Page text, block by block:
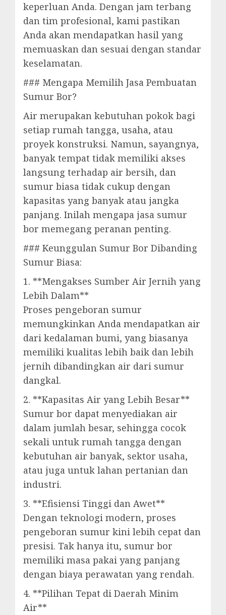
keperluan Anda. Dengan jam terbang
dan tim profesional, kami pastikan
Anda akan mendapatkan hasil yang
memuaskan dan sesuai dengan standar
keselamatan.
### Mengapa Memilih Jasa Pembuatan
Sumur Bor?
Air merupakan kebutuhan pokok bagi
setiap rumah tangga, usaha, atau
proyek konstruksi. Namun, sayangnya,
banyak tempat tidak memiliki akses
langsung terhadap air bersih, dan
sumur biasa tidak cukup dengan
kapasitas yang banyak atau jangka
panjang. Inilah mengapa jasa sumur
bor memegang peranan penting.
### Keunggulan Sumur Bor Dibanding
Sumur Biasa:
1. **Mengakses Sumber Air Jernih yang
Lebih Dalam**
Proses pengeboran sumur
memungkinkan Anda mendapatkan air
dari kedalaman bumi, yang biasanya
memiliki kualitas lebih baik dan lebih
jernih dibandingkan air dari sumur
dangkal.
2. **Kapasitas Air yang Lebih Besar**
Sumur bor dapat menyediakan air
dalam jumlah besar, sehingga cocok
sekali untuk rumah tangga dengan
kebutuhan air banyak, sektor usaha,
atau juga untuk lahan pertanian dan
industri.
3. **Efisiensi Tinggi dan Awet**
Dengan teknologi modern, proses
pengeboran sumur kini lebih cepat dan
presisi. Tak hanya itu, sumur bor
memiliki masa pakai yang panjang
dengan biaya perawatan yang rendah.
4. **Pilihan Tepat di Daerah Minim
Air**